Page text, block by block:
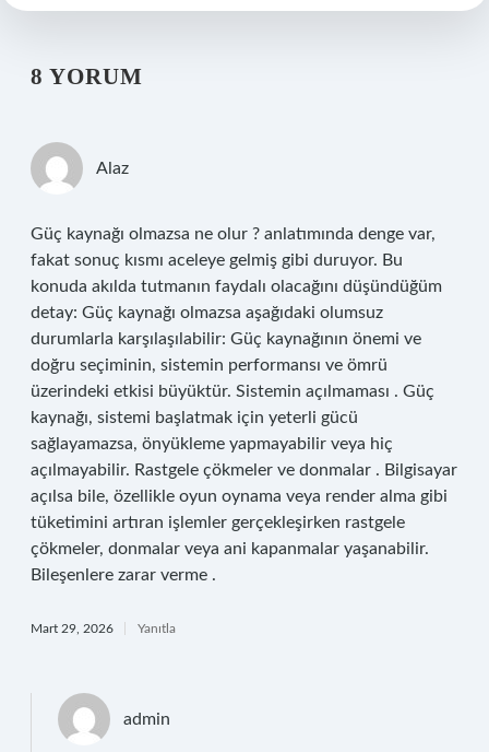
8 YORUM
Alaz
Güç kaynağı olmazsa ne olur ? anlatımında denge var,
fakat sonuç kısmı aceleye gelmiş gibi duruyor. Bu
konuda akılda tutmanın faydalı olacağını düşündüğüm
detay: Güç kaynağı olmazsa aşağıdaki olumsuz
durumlarla karşılaşılabilir: Güç kaynağının önemi ve
doğru seçiminin, sistemin performansı ve ömrü
üzerindeki etkisi büyüktür. Sistemin açılmaması . Güç
kaynağı, sistemi başlatmak için yeterli gücü
sağlayamazsa, önyükleme yapmayabilir veya hiç
açılmayabilir. Rastgele çökmeler ve donmalar . Bilgisayar
açılsa bile, özellikle oyun oynama veya render alma gibi
tüketimini artıran işlemler gerçekleşirken rastgele
çökmeler, donmalar veya ani kapanmalar yaşanabilir.
Bileşenlere zarar verme .
Mart 29, 2026 Yanıtla
admin